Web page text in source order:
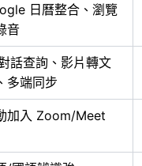
日曆整合、瀏覽
音
話查詢、影片轉文
多端同步
加入 Zoom/Meet